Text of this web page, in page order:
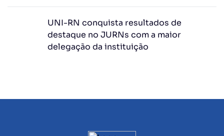
UNI-RN conquista resultados de
destaque no JURNs com a maior
delegação da instituição